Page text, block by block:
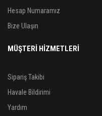
Hesap Numaramız
Bize Ulaşın
MÜŞTERİ HİZMETLERİ
Sipariş Takibi
Havale Bildirimi
Yardım